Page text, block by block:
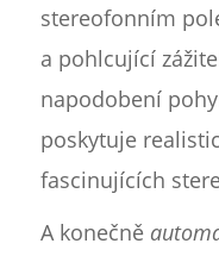
stereofonním
a pohlcující
napodobení
poskytuje
fascinujících
A konečně